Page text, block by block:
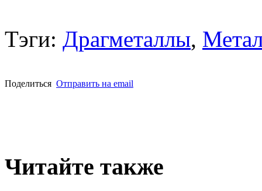
Тэги: Драгметаллы,
Поделиться Отправить на email
Читайте также